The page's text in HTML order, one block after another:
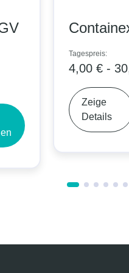
Tagespreis:
4,00 € -
Zeige
Details